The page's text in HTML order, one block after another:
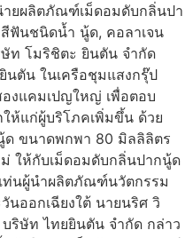
ยผลิตภัณฑ์เม็ดอมดับกลิ่นปา
ฟันชนิดน้ำ นู้ด, คอลาเจน
ษัท โมริชิตะ ยินตัน จำกัด
นตัน ในเครือชุมแสงกรุ๊ป
งแคมเปญใหญ่ เพื่อตอบ
ให้แก่ผู้บริโภคเพิ่มขึ้น ด้วย
ขนาดพกพา 80 มิลลิลิตร
ให้กับเม็ดอมดับกลิ่นปากนู้ด
นผู้นำผลิตภัณฑ์นวัตกรรม
นออกเฉียงใต้ นายนริศ วิ
ริษัท ไทยยินตัน จำกัด กล่าว